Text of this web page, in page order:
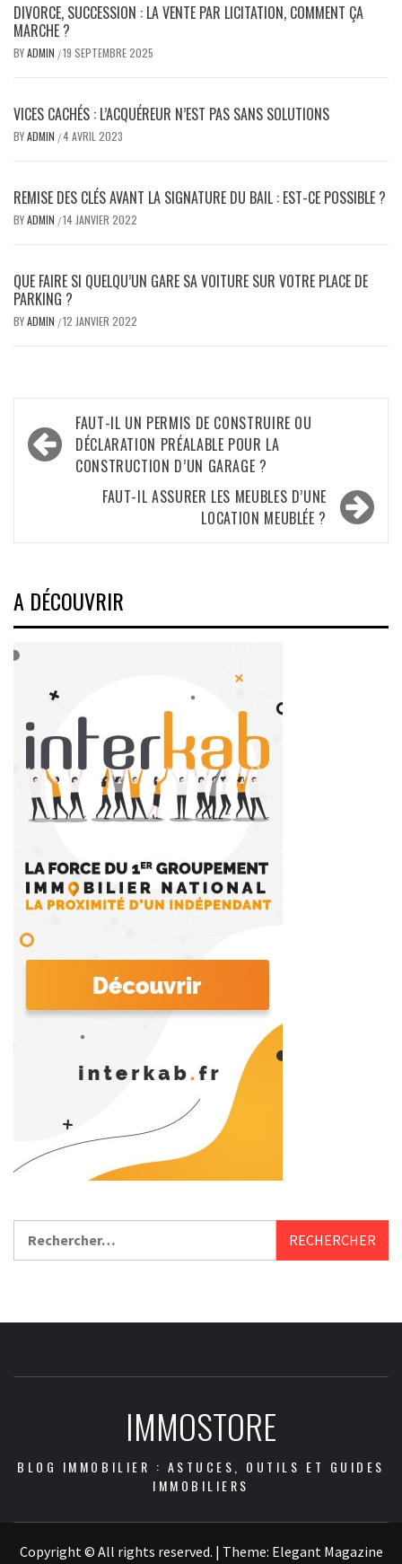
DIVORCE, SUCCESSION : LA VENTE PAR LICITATION, COMMENT ÇA
MARCHE ?
BYADMIN /19 SEPTEMBRE 2025
VICES CACHÉS : L’ACQUÉREUR N’EST PAS SANS SOLUTIONS
BYADMIN /4 AVRIL 2023
REMISE DES CLÉS AVANT LA SIGNATURE DU BAIL : EST-CE POSSIBLE ?
BYADMIN /14 JANVIER 2022
QUE FAIRE SI QUELQU’UN GARE SA VOITURE SUR VOTRE PLACE DE
PARKING ?
BYADMIN /12 JANVIER 2022
Navigation
de
l’article
FAUT-IL UN PERMIS DE CONSTRUIRE OU
DÉCLARATION PRÉALABLE POUR LA
CONSTRUCTION D’UN GARAGE ?
FAUT-IL ASSURER LES MEUBLES D’UNE
LOCATION MEUBLÉE ?
A DÉCOUVRIR
IMMOSTORE
BLOG IMMOBILIER : ASTUCES, OUTILS ET GUIDES
IMMOBILIERS
Copyright © All rights reserved. | Theme: Elegant Magazine